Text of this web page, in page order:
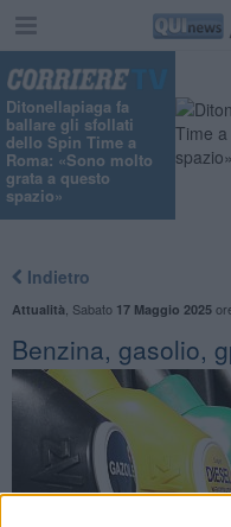
Ditonellapiaga fa
ballare gli sfollati
dello Spin Time a
Roma: «Sono molto
grata a questo
spazio»
Indietro
Attualità Sabato 17 Maggio 2025
Benzina, gasolio,